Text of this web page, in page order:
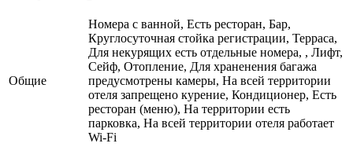
Общие
Номера с ванной, Есть ресторан, Бар,
Круглосуточная стойка регистрации, Терраса,
Для некурящих есть отдельные номера, , Лифт,
Сейф, Отопление, Для храненения багажа
предусмотрены камеры, На всей территории
отеля запрещено курение, Кондиционер, Есть
ресторан (меню), На территории есть
парковка, На всей территории отеля работает
Wi-Fi